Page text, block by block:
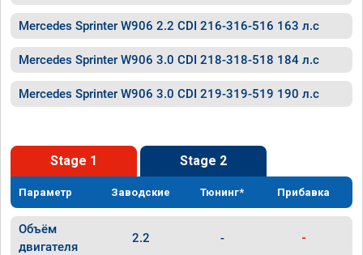
Mercedes Sprinter W906 2.2 CDI 216-316-516 163 л.с
Mercedes Sprinter W906 3.0 CDI 218-318-518 184 л.с
Mercedes Sprinter W906 3.0 CDI 219-319-519 190 л.с
Stage 1 Stage 2
Параметр Заводские Тюнинг* Прибавка
Объём
двигателя
2.2 - -